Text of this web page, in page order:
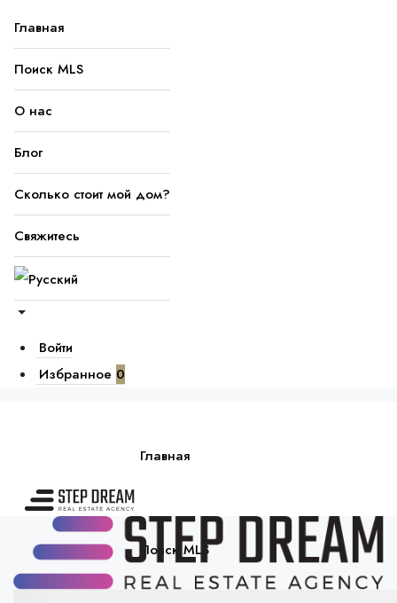
Главная
Поиск MLS
О нас
Блог
Сколько стоит мой дом?
Свяжитесь
Войти
Избранное 0
Главная
Поиск MLS